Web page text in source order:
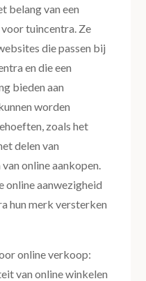
belang van een
tuincentra. Ze
die passen bij
en die een
bieden aan
worden
zoals het
delen van
online aankopen.
online aanwezigheid
hun merk versterken
online verkoop:
van online winkelen